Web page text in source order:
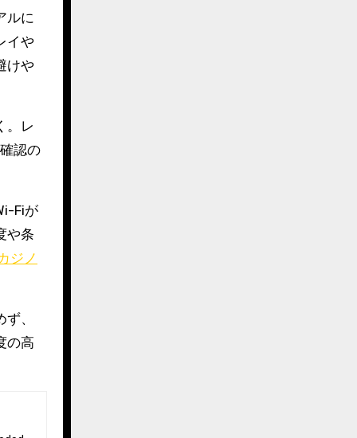
ルに
イや
けや
。レ
認の
Fiが
や条
ジノ
、
の高